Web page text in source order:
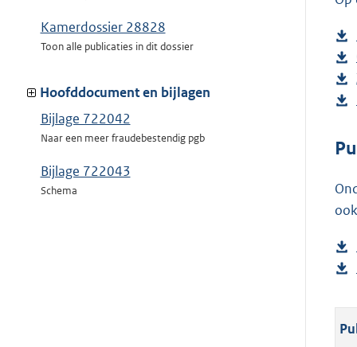
Kamerdossier 28828
Toon alle publicaties in dit dossier
Hoofddocument en bijlagen
Bijlage 722042
Naar een meer fraudebestendig pgb
Bijlage 722043
Schema